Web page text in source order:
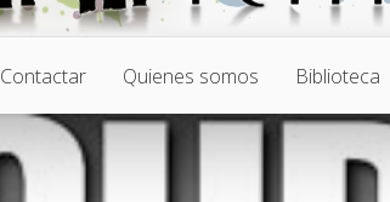
Contactar Quienes somos Biblioteca